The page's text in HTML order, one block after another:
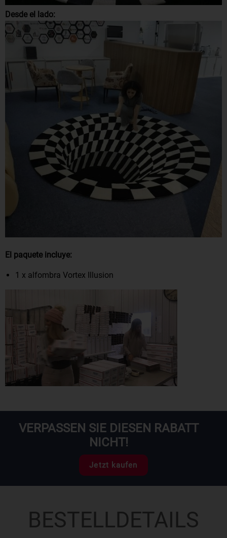
Desde el lado:
El paquete incluye:
1 x alfombra Vortex Illusion
VERPASSEN SIE DIESEN RABATT
NICHT!
Jetzt kaufen
BESTELLDETAILS